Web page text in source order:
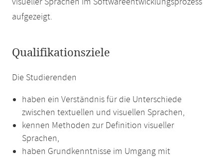
aufgezeigt.
Qualifikationsziele
Die Studierenden
haben ein Verständnis für die Unterschiede
zwischen textuellen und visuellen Sprachen,
kennen Methoden zur Definition visueller
Sprachen,
haben Grundkenntnisse im Umgang mit